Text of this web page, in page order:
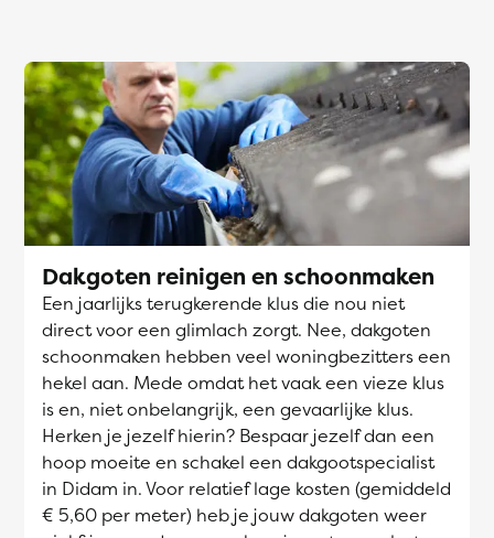
Dakgoten reinigen en schoonmaken
Een jaarlijks terugkerende klus die nou niet
direct voor een glimlach zorgt. Nee, dakgoten
schoonmaken hebben veel woningbezitters een
hekel aan. Mede omdat het vaak een vieze klus
is en, niet onbelangrijk, een gevaarlijke klus.
Herken je jezelf hierin? Bespaar jezelf dan een
hoop moeite en schakel een dakgootspecialist
in Didam in. Voor relatief lage kosten (gemiddeld
€ 5,60 per meter) heb je jouw dakgoten weer